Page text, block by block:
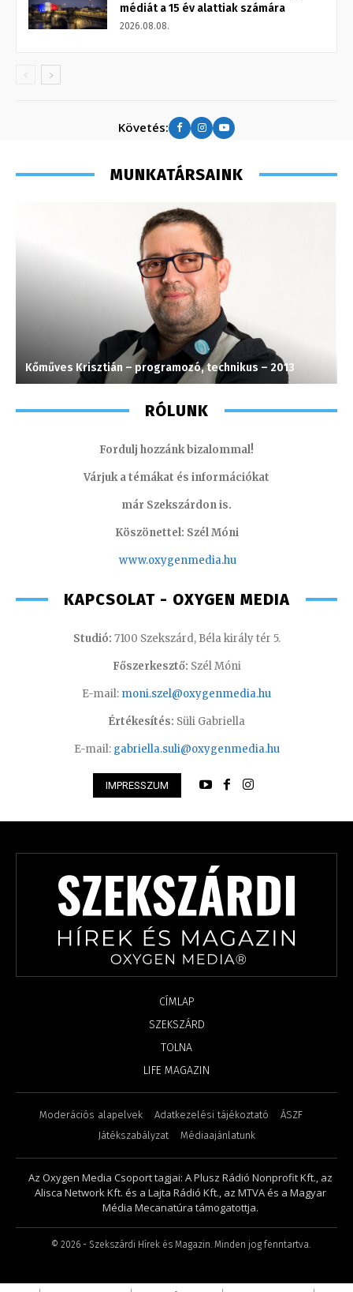
médiát a 15 év alattiak számára
2026.08.08.
Követés:
MUNKATÁRSAINK
Kőműves Krisztián – programozó, technikus – 2013
RÓLUNK
Fordulj hozzánk bizalommal!
Várjuk a témákat és információkat
már Szekszárdon is.
Köszönettel: Szél Móni
www.oxygenmedia.hu
KAPCSOLAT - OXYGEN MEDIA
Studió: 7100 Szekszárd, Béla király tér 5.
Főszerkesztő: Szél Móni
E-mail: moni.szel@oxygenmedia.hu
Értékesítés: Süli Gabriella
E-mail: gabriella.suli@oxygenmedia.hu
IMPRESSZUM
CÍMLAP
SZEKSZÁRD
TOLNA
LIFE MAGAZIN
Moderációs alapelvek Adatkezelési tájékoztató
ÁSZF
Játékszabályzat
Médiaajánlatunk
Az Oxygen Media Csoport tagjai: A Plusz Rádió Nonprofit Kft., az
Alisca Network Kft. és a Lajta Rádió Kft., az MTVA és a Magyar
Média Mecanatúra támogatottja.
© 2026- Szekszárdi Hírek és Magazin. Minden jog fenntartva.